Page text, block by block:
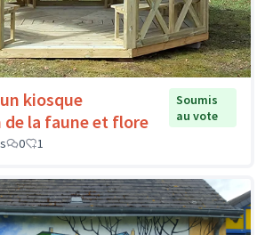
kiosque
la faune et flore
Soumis
au vote
0 1